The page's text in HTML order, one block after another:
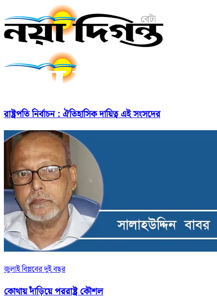
রাষ্ট্রপতি নির্বাচন : ঐতিহাসিক দায়িত্ব এই সংসদের
জুলাই বিপ্লবের দুই বছর
কোথায় দাঁড়িয়ে পররাষ্ট্র কৌশল